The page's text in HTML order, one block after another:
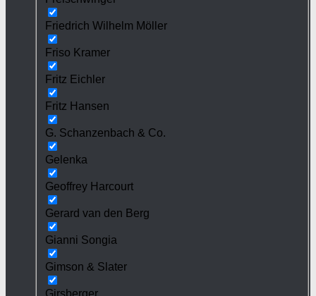
Friedrich Wilhelm Möller
Friso Kramer
Fritz Eichler
Fritz Hansen
G. Schanzenbach & Co.
Gelenka
Geoffrey Harcourt
Gerard van den Berg
Gianni Songia
Gimson & Slater
Girsberger